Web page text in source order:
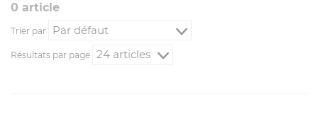
0 article
Trier par
Résultats par page